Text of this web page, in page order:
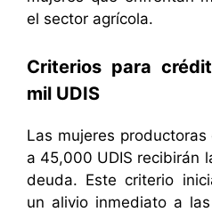
el sector agrícola.
Criterios para
mil UDIS
Las mujeres
a 45,000 UDIS recibirán
deuda. Este criterio
un alivio inmediato a